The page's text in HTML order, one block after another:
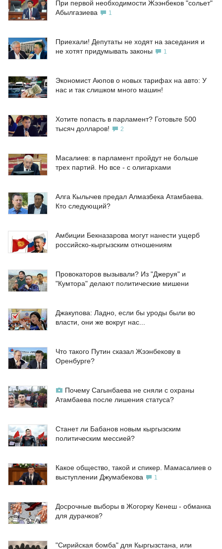
При первой необходимости Жээнбеков "сольет"
Абылгазиева
1
Приехали! Депутаты не ходят на заседания и
не хотят придумывать законы
1
Экономист Аюпов о новых тарифах на авто: У
нас и так слишком много машин!
Хотите попасть в парламент? Готовьте 500
тысяч долларов!
2
Масалиев: в парламент пройдут не больше
трех партий. Но все - с олигархами
Алга Кылычев предал Алмазбека Атамбаева.
Кто следующий?
Амбиции Бекназарова могут нанести ущерб
российско-кыргызским отношениям
Провокаторов вызывали? Из "Джеруя" и
"Кумтора" делают политические мишени
Джакупова: Ладно, если бы уроды были во
власти, они же вокруг нас...
Что такого Путин сказал Жээнбекову в
Оренбурге?
Почему Сагынбаева не сняли с охраны
Атамбаева после лишения статуса?
Станет ли Бабанов новым кыргызским
политическим мессией?
Какое общество, такой и спикер. Мамасалиев о
выступлении Джумабекова
1
Досрочные выборы в Жогорку Кенеш - обманка
для дурачков?
"Сирийская бомба" для Кыргызстана, или